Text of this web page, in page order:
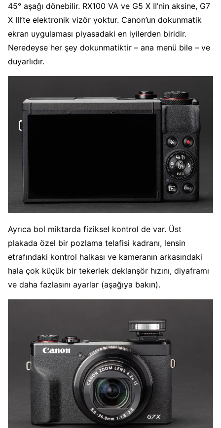
45° aşağı dönebilir. RX100 VA ve G5 X II’nin aksine, G7
X III’te elektronik vizör yoktur. Canon’un dokunmatik
ekran uygulaması piyasadaki en iyilerden biridir.
Neredeyse her şey dokunmatiktir – ana menü bile – ve
duyarlıdır.
Ayrıca bol miktarda fiziksel kontrol de var. Üst
plakada özel bir pozlama telafisi kadranı, lensin
etrafındaki kontrol halkası ve kameranın arkasındaki
hala çok küçük bir tekerlek deklanşör hızını, diyaframı
ve daha fazlasını ayarlar (aşağıya bakın).